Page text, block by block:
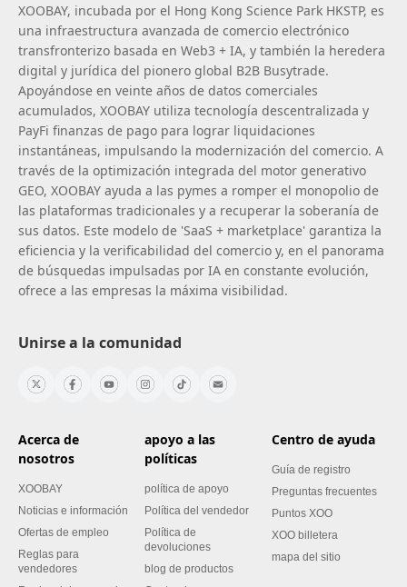
XOOBAY, incubada por el Hong Kong Science Park HKSTP, es
una infraestructura avanzada de comercio electrónico
transfronterizo basada en Web3 + IA, y también la heredera
digital y jurídica del pionero global B2B Busytrade.
Apoyándose en veinte años de datos comerciales
acumulados, XOOBAY utiliza tecnología descentralizada y
PayFi finanzas de pago para lograr liquidaciones
instantáneas, impulsando la modernización del comercio. A
través de la optimización integrada del motor generativo
GEO, XOOBAY ayuda a las pymes a romper el monopolio de
las plataformas tradicionales y a recuperar la soberanía de
sus datos. Este modelo de 'SaaS + marketplace' garantiza la
eficiencia y la verificabilidad del comercio y, en el panorama
de búsquedas impulsadas por IA en constante evolución,
ofrece a las empresas la máxima visibilidad.
Unirse a la comunidad
Acerca de
nosotros
XOOBAY
Noticias e información
Ofertas de empleo
Reglas para
vendedores
apoyo a las
políticas
política de apoyo
Política del vendedor
Política de
devoluciones
blog de productos
Centro de ayuda
Guía de registro
Preguntas frecuentes
Puntos XOO
XOO billetera
mapa del sitio